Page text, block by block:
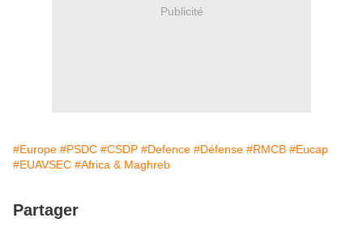
Publicité
#Europe #PSDC #CSDP #Defence #Défense #RMCB #Eucap
#EUAVSEC #Africa & Maghreb
Partager